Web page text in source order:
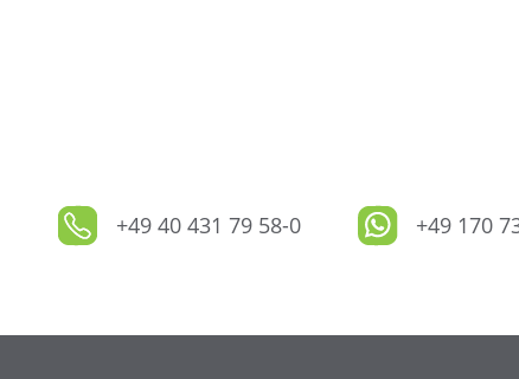
+49 40 431 79 58-0 +49 170